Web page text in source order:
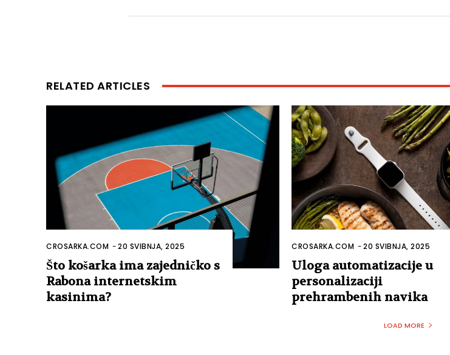
RELATED ARTICLES
CROSARKA.COM -20 SVIBNJA, 2025
Što košarka ima zajedničko s
Rabona internetskim
kasinima?
CROSARKA.COM -20 SVIBNJA, 2025
Uloga automatizacije u
personalizaciji
prehrambenih navika
LOAD MORE